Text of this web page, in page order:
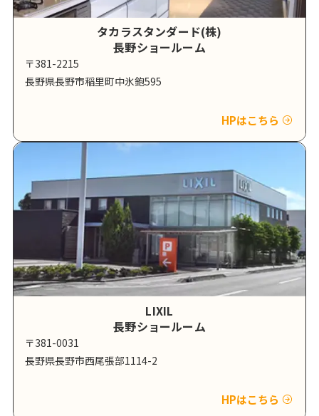
タカラスタンダード(株)
長野ショールーム
〒381-2215
長野県長野市稲里町中氷鉋595
HPはこちら
LIXIL
長野ショールーム
〒381-0031
長野県長野市西尾張部1114-2
HPはこちら